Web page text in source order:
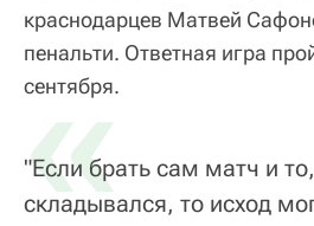
краснодарцев Матвей
пенальти. Ответная игра
сентября.
«
"Если брать сам матч и
складывался, то исход